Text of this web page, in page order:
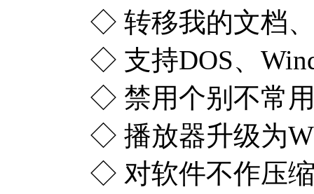
◇ 转移我的文档
◇ 支持DOS、
◇ 禁用个别不常
◇ 播放器升级为
◇ 对软件不作压